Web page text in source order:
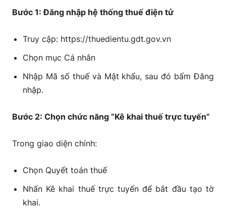
Bước 1: Đăng nhập hệ thống thuế điện tử
Truy cập: https://thuedientu.gdt.gov.vn
Chọn mục Cá nhân
Nhập Mã số thuế và Mật khẩu, sau đó bấm Đăng
nhập.
Bước 2: Chọn chức năng “Kê khai thuế trực tuyến”
Trong giao diện chính:
Chọn Quyết toán thuế
Nhấn Kê khai thuế trực tuyến để bắt đầu tạo tờ
khai.